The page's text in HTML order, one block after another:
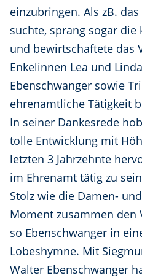
einzubringen. Als zB.
suchte, sprang sogar
und bewirtschaftete das
Enkelinnen Lea und
Ebenschwanger sowie
ehrenamtliche Tätigkeit
In seiner Dankesrede
tolle Entwicklung mit
letzten 3 Jahrzehnte
im Ehrenamt tätig zu
Stolz wie die Damen-
Moment zusammen den
so Ebenschwanger in
Lobeshymne. Mit
Walter Ebenschwanger